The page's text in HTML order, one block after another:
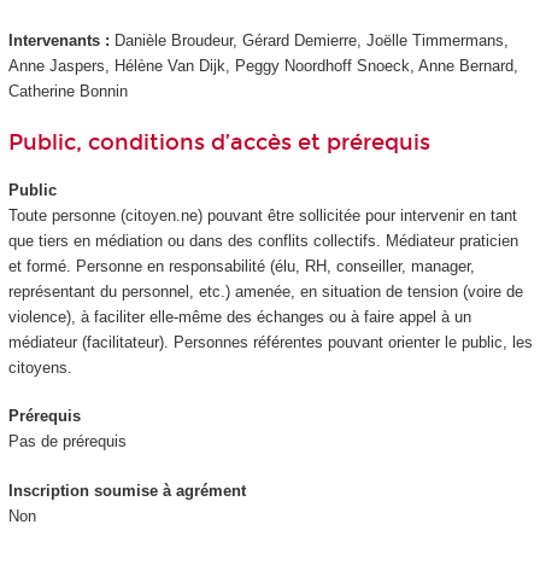
Intervenants : Danièle Broudeur, Gérard Demierre, Joëlle Timmermans,
Anne Jaspers, Hélène Van Dijk, Peggy Noordhoff Snoeck, Anne Bernard,
Catherine Bonnin
Public, conditions d’accès et prérequis
Public
Toute personne (citoyen.ne) pouvant être sollicitée pour intervenir en tant
que tiers en médiation ou dans des conflits collectifs. Médiateur praticien
et formé. Personne en responsabilité (élu, RH, conseiller, manager,
représentant du personnel, etc.) amenée, en situation de tension (voire de
violence), à faciliter elle-même des échanges ou à faire appel à un
médiateur (facilitateur). Personnes référentes pouvant orienter le public, les
citoyens.
Prérequis
Pas de prérequis
Inscription soumise à agrément
Non